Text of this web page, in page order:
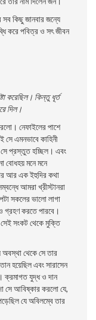
সব কিছু জানবার জন্যে
করে পবিত্র ও সৎ জীবন
করেছিল। কিন্তু ধূর্ত
দিল।
নেফাইলের পাশে
সে এমনভাবে কাহিনী
প্রস্তুত হচ্ছিল। এবং
বােধহয় মনে মনে
আর এক ইহুদির কথা
আমরা খ্রীস্টানরা
সকলের ভালাে লাগা
গ্রহণ করতে পারবে।
সংকট থেকে মুক্তি
অবস্থা থেকে সে তার
হয়েছিল এবং সারাসেন
ক্রমাগত যুদ্ধ ও দান
সে আবিষ্কার করলাে যে,
যে অবিলম্বে তার